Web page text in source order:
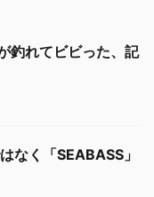
釣れてビビった、記
なく「SEABASS」